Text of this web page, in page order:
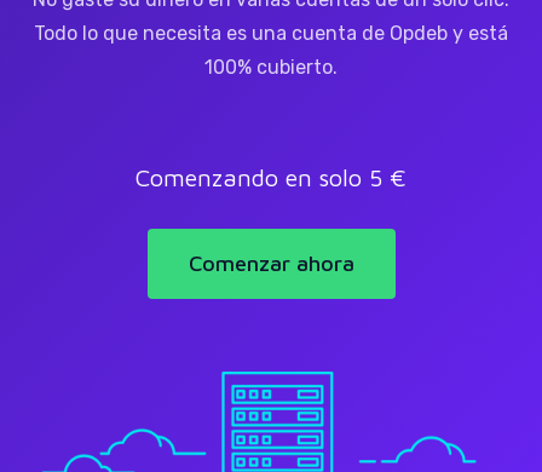
Todo lo que necesita es una cuenta de Opdeb y está
100% cubierto.
Comenzando en solo 5 €
Comenzar ahora